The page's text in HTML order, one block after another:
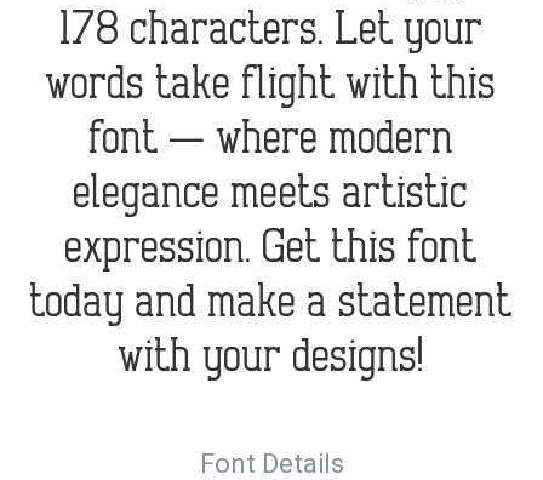
178 characters. Let your
words take flight with this
font — where modern
elegance meets artistic
expression. Get this font
today and make a statement
with your designs!
Font Details